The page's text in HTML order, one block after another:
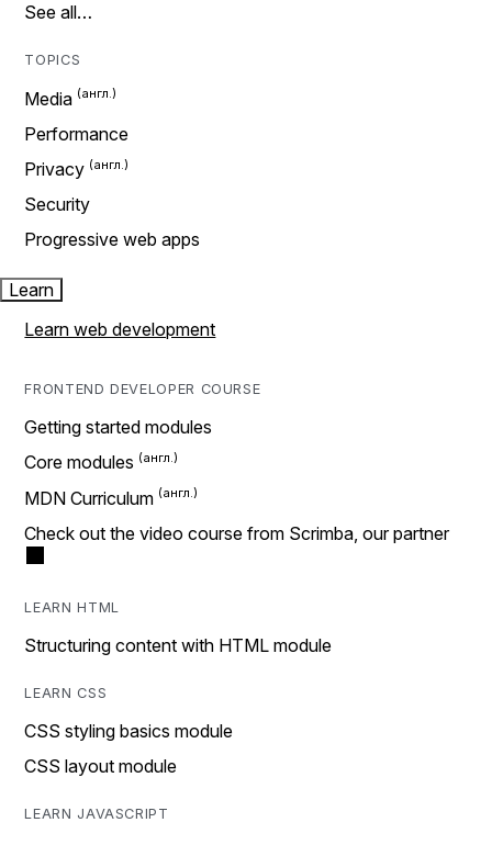
See all…
TOPICS
Media
Performance
Privacy
Security
Progressive web apps
Learn
Learn web development
FRONTEND DEVELOPER COURSE
Getting started modules
Core modules
MDN Curriculum
Check out the video course from Scrimba, our partner
LEARN HTML
Structuring content with HTML module
LEARN CSS
CSS styling basics module
CSS layout module
LEARN JAVASCRIPT